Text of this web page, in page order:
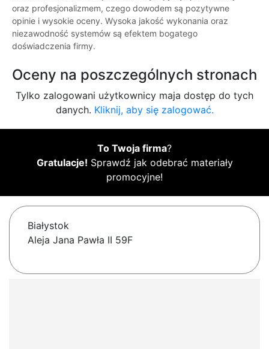
oraz profesjonalizmem, czego dowodem są pozytywne
opinie i wysokie oceny. Wysoka jakość wykonania oraz
niezawodność systemów są efektem bogatego
doświadczenia firmy.
Oceny na poszczególnych stronach
Tylko zalogowani użytkownicy maja dostęp do tych
danych. Kliknij, aby się zalogować.
To Twoja firma?
Gratulacje! Sprawdź jak odebrać materiały
promocyjne!
Białystok
Aleja Jana Pawła II 59F